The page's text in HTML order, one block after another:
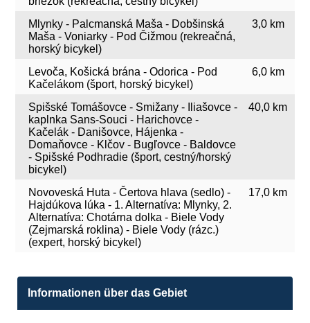
Mlynky - Palcmanská Maša - Dobšinská
Maša - Voniarky - Pod Čižmou (rekreačná,
horský bicykel)
3,0 km
Levoča, Košická brána - Odorica - Pod
Kačelákom (šport, horský bicykel)
6,0 km
Spišské Tomášovce - Smižany - Iliašovce -
kaplnka Sans-Souci - Harichovce -
Kačelák - Danišovce, Hájenka -
Domaňovce - Klčov - Bugľovce - Baldovce
- Spišské Podhradie (šport, cestný/horský
bicykel)
40,0 km
Novoveská Huta - Čertova hlava (sedlo) -
Hajdúkova lúka - 1. Alternatíva: Mlynky, 2.
Alternatíva: Chotárna dolka - Biele Vody
(Zejmarská roklina) - Biele Vody (rázc.)
(expert, horský bicykel)
17,0 km
Informationen über das Gebiet